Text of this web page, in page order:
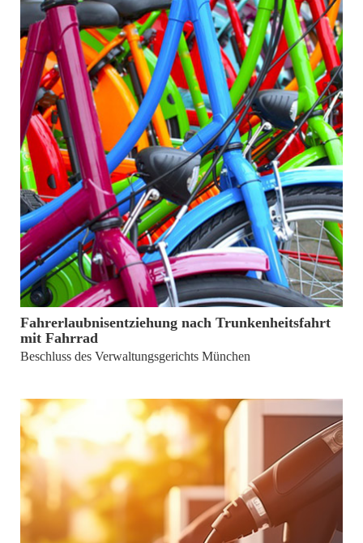
vonJörg Wagner
Fahrerlaubnisentziehung nach Trunkenheitsfahrt
mit Fahrrad
Beschluss des Verwaltungsgerichts München